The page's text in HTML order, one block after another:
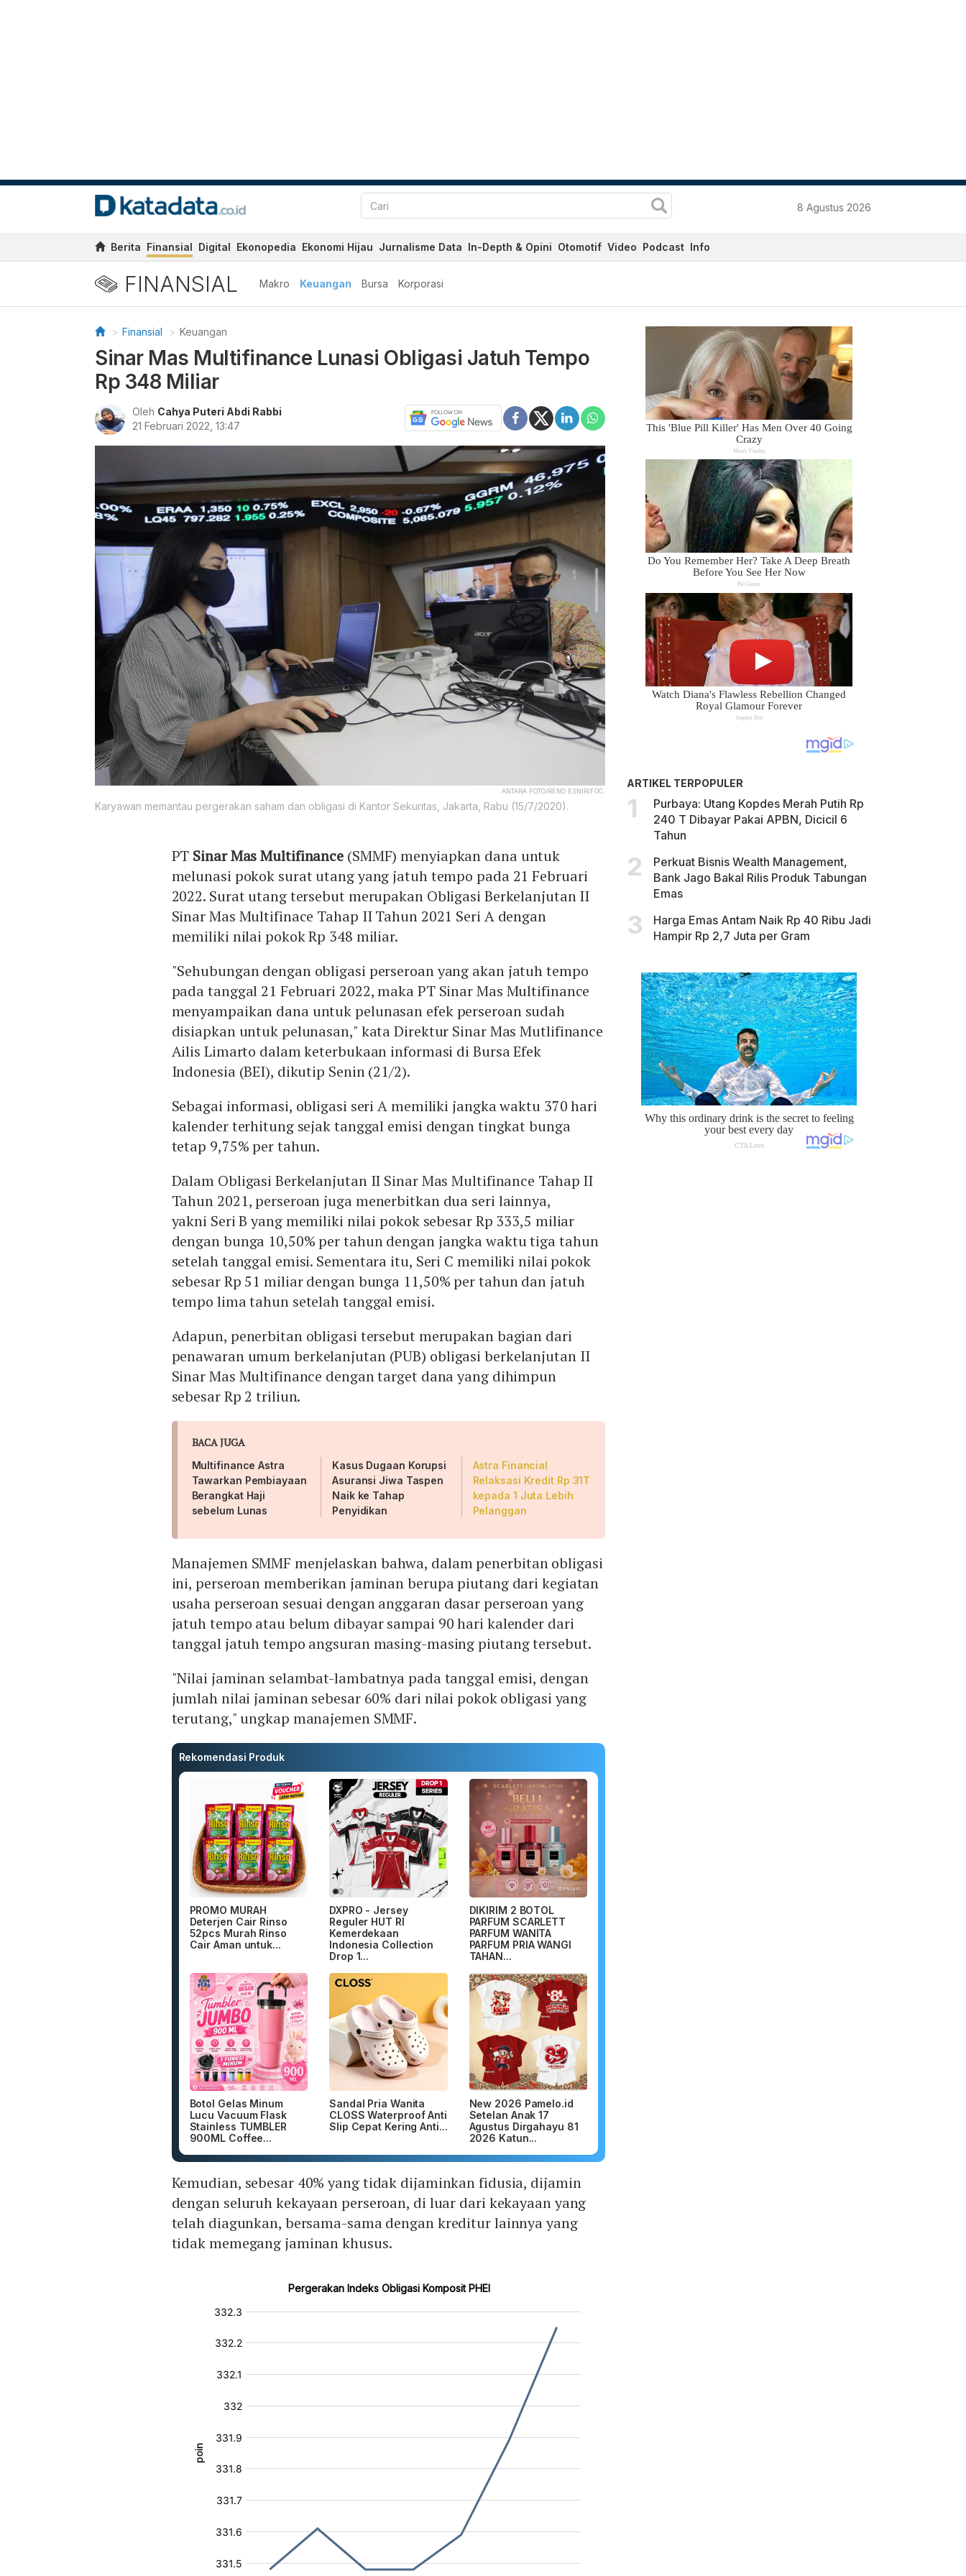
8 Agustus 2026
Berita Finansial Digital Ekonopedia Ekonomi Hijau Jurnalisme Data In-Depth & Opini Otomotif Video Podcast Info
FINANSIAL Makro Keuangan Bursa Korporasi
Finansial Keuangan
Sinar Mas Multifinance Lunasi Obligasi Jatuh Tempo
Rp 348 Miliar
Oleh Cahya Puteri Abdi Rabbi
21 Februari 2022, 13:47
ANTARA FOTO/RENO ESNIR/FOC.
Karyawan memantau pergerakan saham dan obligasi di Kantor Sekuritas, Jakarta, Rabu (15/7/2020).
PT Sinar Mas Multifinance (SMMF) menyiapkan dana untuk
melunasi pokok surat utang yang jatuh tempo pada 21 Februari
2022. Surat utang tersebut merupakan Obligasi Berkelanjutan II
Sinar Mas Multifinace Tahap II Tahun 2021 Seri A dengan
memiliki nilai pokok Rp 348 miliar.
"Sehubungan dengan obligasi perseroan yang akan jatuh tempo
pada tanggal 21 Februari 2022, maka PT Sinar Mas Multifinance
menyampaikan dana untuk pelunasan efek perseroan sudah
disiapkan untuk pelunasan," kata Direktur Sinar Mas Mutlifinance
Ailis Limarto dalam keterbukaan informasi di Bursa Efek
Indonesia (BEI), dikutip Senin (21/2).
Sebagai informasi, obligasi seri A memiliki jangka waktu 370 hari
kalender terhitung sejak tanggal emisi dengan tingkat bunga
tetap 9,75% per tahun.
Dalam Obligasi Berkelanjutan II Sinar Mas Multifinance Tahap II
Tahun 2021, perseroan juga menerbitkan dua seri lainnya,
yakni Seri B yang memiliki nilai pokok sebesar Rp 333,5 miliar
dengan bunga 10,50% per tahun dengan jangka waktu tiga tahun
setelah tanggal emisi. Sementara itu, Seri C memiliki nilai pokok
sebesar Rp 51 miliar dengan bunga 11,50% per tahun dan jatuh
tempo lima tahun setelah tanggal emisi.
Adapun, penerbitan obligasi tersebut merupakan bagian dari
penawaran umum berkelanjutan (PUB) obligasi berkelanjutan II
Sinar Mas Multifinance dengan target dana yang dihimpun
sebesar Rp 2 triliun.
BACA JUGA
Multifinance Astra
Tawarkan Pembiayaan
Berangkat Haji
sebelum Lunas
Kasus Dugaan Korupsi
Asuransi Jiwa Taspen
Naik ke Tahap
Penyidikan
Astra Financial
Relaksasi Kredit Rp 31T
kepada 1 Juta Lebih
Pelanggan
Manajemen SMMF menjelaskan bahwa, dalam penerbitan obligasi
ini, perseroan memberikan jaminan berupa piutang dari kegiatan
usaha perseroan sesuai dengan anggaran dasar perseroan yang
jatuh tempo atau belum dibayar sampai 90 hari kalender dari
tanggal jatuh tempo angsuran masing-masing piutang tersebut.
"Nilai jaminan selambat-lambatnya pada tanggal emisi, dengan
jumlah nilai jaminan sebesar 60% dari nilai pokok obligasi yang
terutang," ungkap manajemen SMMF.
Rekomendasi Produk
PROMO MURAH
Deterjen Cair Rinso
52pcs Murah Rinso
Cair Aman untuk...
DXPRO - Jersey
Reguler HUT RI
Kemerdekaan
Indonesia Collection
Drop 1...
DIKIRIM 2 BOTOL
PARFUM SCARLETT
PARFUM WANITA
PARFUM PRIA WANGI
TAHAN...
Botol Gelas Minum
Lucu Vacuum Flask
Stainless TUMBLER
900ML Coffee...
Sandal Pria Wanita
CLOSS Waterproof Anti
Slip Cepat Kering Anti...
New 2026 Pamelo.id
Setelan Anak 17
Agustus Dirgahayu 81
2026 Katun...
Kemudian, sebesar 40% yang tidak dijaminkan fidusia, dijamin
dengan seluruh kekayaan perseroan, di luar dari kekayaan yang
telah diagunkan, bersama-sama dengan kreditur lainnya yang
tidak memegang jaminan khusus.
ARTIKEL TERPOPULER
Purbaya: Utang Kopdes Merah Putih Rp
240 T Dibayar Pakai APBN, Dicicil 6
Tahun
Perkuat Bisnis Wealth Management,
Bank Jago Bakal Rilis Produk Tabungan
Emas
Harga Emas Antam Naik Rp 40 Ribu Jadi
Hampir Rp 2,7 Juta per Gram